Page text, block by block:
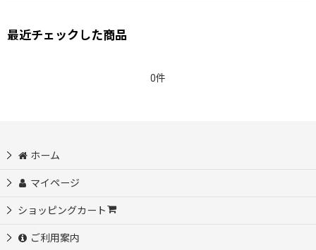
最近チェックした商品
0件
ホーム
マイページ
ショッピングカート
ご利用案内